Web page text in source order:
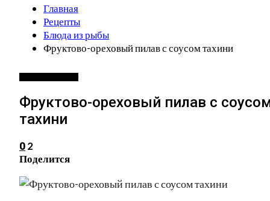
Главная
Рецепты
Блюда из рыбы
Фруктово-ореховый пилав с соусом тахини
Фруктово-ореховый пилав с
тахини
0 2
Поделится